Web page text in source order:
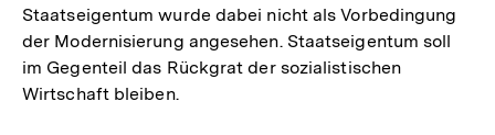
Staatseigentum wurde dabei nicht als Vorbedingung
der Modernisierung angesehen. Staatseigentum soll
im Gegenteil das Rückgrat der sozialistischen
Wirtschaft bleiben.